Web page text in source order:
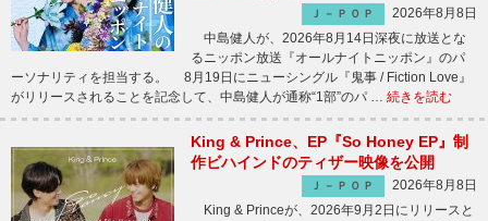
Ｊ－ＰＯＰ
2026年8月8日
中島健人が、2026年8月14日深夜に放送とな
るニッポン放送『オールナイトニッポン』のパ
ーソナリティを担当する。 8月19日にニューシングル『鬼事 / Fiction Love』
がリリースされることを記念して、中島健人が通称“1部”のパ … 続きを読む
King & Prince、EP『So Honey EP』制
作ビハインドのティザー映像を公開
Ｊ－ＰＯＰ
2026年8月8日
King & Princeが、2026年9月2日にリリースと